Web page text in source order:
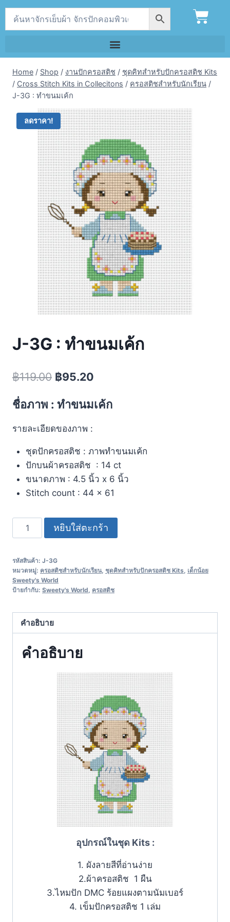
Home / Shop / งานปักครอสติช / ชุดคิทสำหรับปักครอสติช Kits
/ Cross Stitch Kits in Collecitons / ครอสติชสำหรับนักเรียน /
J-3G : ทำขนมเค้ก
ลดราคา!
J-3G : ทำขนมเค้ก
฿119.00 ฿95.20
ชื่อภาพ : ทำขนมเค้ก
รายละเอียดของภาพ :
ชุดปักครอสติช : ภาพทำขนมเค้ก
ปักบนผ้าครอสติช : 14 ct
ขนาดภาพ : 4.5 นิ้ว x 6 นิ้ว
Stitch count : 44 x 61
หยิบใส่ตะกร้า
รหัสสินค้า: J-3G
หมวดหมู่: ครอสติชสำหรับนักเรียน, ชุดคิทสำหรับปักครอสติช Kits เด็กน้อย
Sweety's World
ป้ายกำกับ: Sweety's World ครอสติช
คำอธิบาย
คำอธิบาย
อุปกรณ์ในชุด Kits :
1. ผังลายสีที่อ่านง่าย
2.ผ้าครอสติช 1 ผืน
3.ไหมปัก DMC ร้อยแผงตามนัมเบอร์
4. เข็มปักครอสติช 1 เล่ม